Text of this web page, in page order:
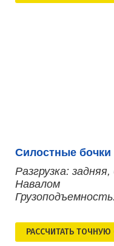
Силостные бочки
Разгрузка: задняя,
Навалом
РАСCЧИТАТЬ